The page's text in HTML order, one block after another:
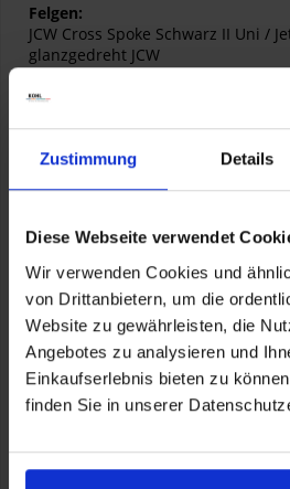
Zustimmung Details
Diese Webseite verwendet
Wir verwenden Cookies und
von Drittanbietern, um die
Website zu gewährleisten, die
Angebotes zu analysieren und
Einkaufserlebnis bieten zu
finden Sie in unserer
Felgen:
JCW Cross Spoke Schwarz II Uni /
glanzgedreht JCW
Styling 506
Felgengröße VA:
7Jx18 ET 54
Dunlop SP Sport Maxx RT
Reifengröße VA:
205/40 R 18 86 W
Reifengröße HA:
205/40 R 18 86 W
EU-Label:
C B 1 66
RSC : ja
Passend für :